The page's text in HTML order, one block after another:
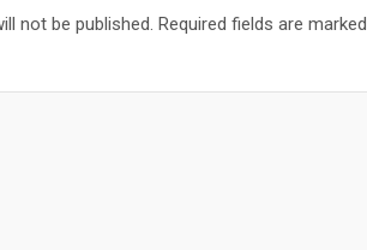
not be published. Required fields are marked